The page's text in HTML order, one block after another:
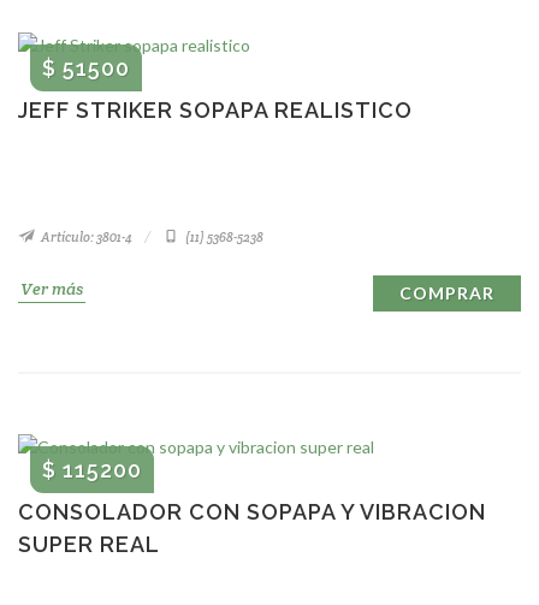
JEFF STRIKER SOPAPA REALISTICO
$ 51500
Artículo: 3801-4 (11) 5368-5238
Ver más COMPRAR
CONSOLADOR CON SOPAPA Y VIBRACION
SUPER REAL
$ 115200